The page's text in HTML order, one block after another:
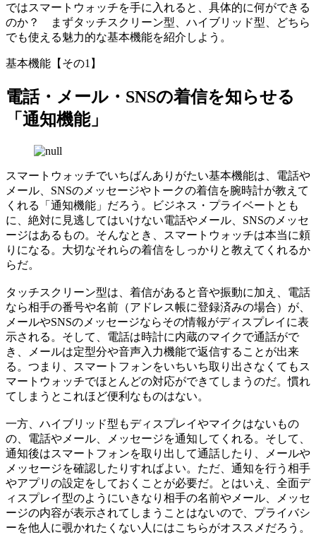
ではスマートウォッチを手に入れると、具体的に何ができる
のか？ まずタッチスクリーン型、ハイブリッド型、どちら
でも使える魅力的な基本機能を紹介しよう。
基本機能【その1】
電話・メール・SNSの着信を知らせる
「通知機能」
スマートウォッチでいちばんありがたい基本機能は、電話や
メール、SNSのメッセージやトークの着信を腕時計が教えて
くれる「通知機能」だろう。ビジネス・プライベートとも
に、絶対に見逃してはいけない電話やメール、SNSのメッセ
ージはあるもの。そんなとき、スマートウォッチは本当に頼
りになる。大切なそれらの着信をしっかりと教えてくれるか
らだ。
タッチスクリーン型は、着信があると音や振動に加え、電話
なら相手の番号や名前（アドレス帳に登録済みの場合）が、
メールやSNSのメッセージならその情報がディスプレイに表
示される。そして、電話は時計に内蔵のマイクで通話がで
き、メールは定型分や音声入力機能で返信することが出来
る。つまり、スマートフォンをいちいち取り出さなくてもス
マートウォッチでほとんどの対応ができてしまうのだ。慣れ
てしまうとこれほど便利なものはない。
一方、ハイブリッド型もディスプレイやマイクはないもの
の、電話やメール、メッセージを通知してくれる。そして、
通知後はスマートフォンを取り出して通話したり、メールや
メッセージを確認したりすればよい。ただ、通知を行う相手
やアプリの設定をしておくことが必要だ。とはいえ、全面デ
ィスプレイ型のようにいきなり相手の名前やメール、メッセ
ージの内容が表示されてしまうことはないので、プライバシ
ーを他人に覗かれたくない人にはこちらがオススメだろう。